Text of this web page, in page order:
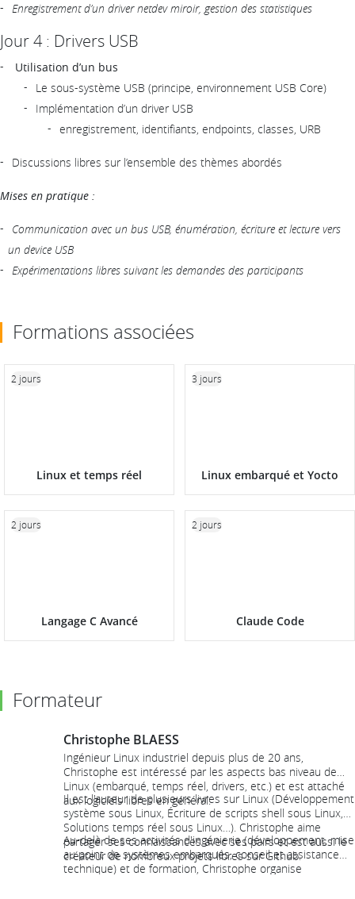
Enregistrement d’un driver netdev miroir, gestion des statistiques
Jour 4 : Drivers USB
Utilisation d’un bus
Le sous-système USB (principe, environnement USB Core)
Implémentation d’un driver USB
enregistrement, identifiants, endpoints, classes, URB
Discussions libres sur l’ensemble des thèmes abordés
Mises en pratique :
Communication avec un bus USB, énumération, écriture et lecture vers
un device USB
Expérimentations libres suivant les demandes des participants
Formations associées
Linux et temps réel
2 jours
Linux embarqué et Yocto
3 jours
Langage C Avancé
2 jours
Claude Code
2 jours
Formateur
Christophe BLAESS
Ingénieur Linux industriel depuis plus de 20 ans,
Christophe est intéressé par les aspects bas niveau de
Linux (embarqué, temps réel, drivers, etc.) et est attaché
aux logiciels libres en général.
Il est l'auteur de plusieurs livres sur Linux (Développement
système sous Linux, Écriture de scripts shell sous Linux,
Solutions temps réel sous Linux…). Christophe aime
partager ses connaissances avec ses pairs et est aussi le
créateur de nombreux projets libres sur Github.
Au-delà de ses activités d'ingénierie (développement, mise
au point de systèmes embarqués, conseil et assistance
technique) et de formation, Christophe organise